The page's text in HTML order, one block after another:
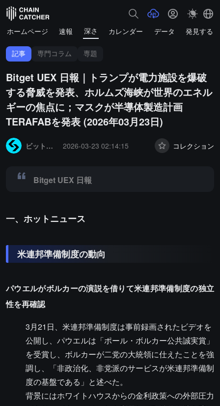
ホームページ 速報 深さ カレンダー データ 発見する
記事 専門コラム 専題
Bitget UEX 日報｜トランプが電力施設を爆破
する脅威を発表、ホルムズ海峡が世界のエネル
ギーの焦点に；マスクが半導体製造計画
TERAFABを発表 (2026年03月23日)
ビットゲット
2026-03-23 02:14:15 コレクション
Bitget UEX 日報
一、ホットニュース
米連邦準備制度の動向
パウエルがボルカーの演説を借りて米連邦準備制度の独立
性を再確認
3月21日、米連邦準備制度は事前録画されたビデオを
公開し、パウエルは「ポール・ボルカー公共誠実賞」
を受賞し、ボルカーが二党の大統領に仕えたことを強
調し、「非政治化、非党派のサービスが米連邦準備制
度の基盤である」と述べた。
背景にはホワイトハウスからの金利政策への外部圧力